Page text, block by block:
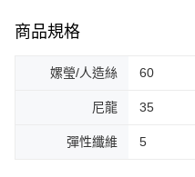
商品規格
嫘瑩/人造絲 60
尼龍 35
彈性纖維 5